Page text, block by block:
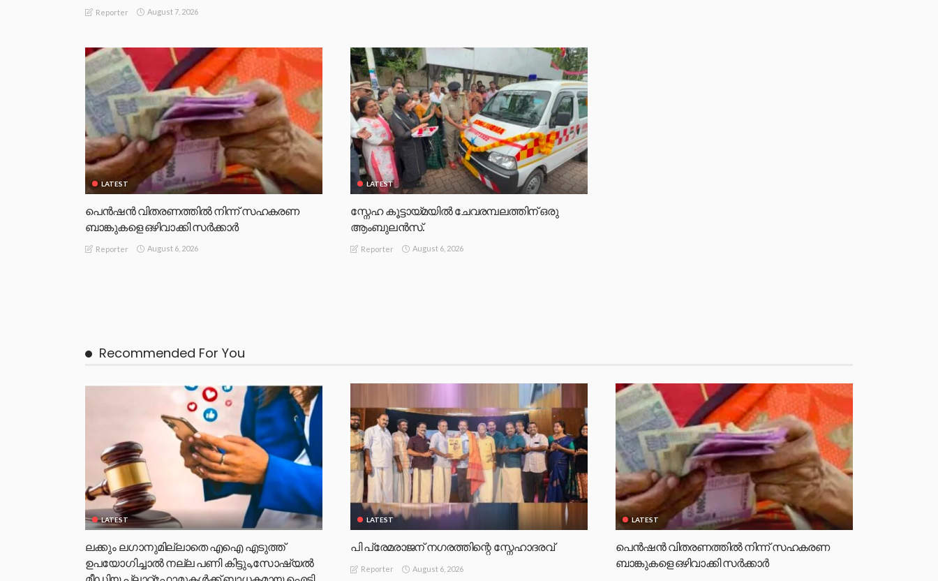
Reporter August 7, 2026
LATEST
പെൻഷൻ വിതരണത്തിൽ നിന്ന് സഹകരണ
ബാങ്കുകളെ ഒഴിവാക്കി സർക്കാർ
Reporter August 6, 2026
LATEST
സ്നേഹ കൂട്ടായ്മയിൽ ചേവരമ്പലത്തിന് ഒരു
ആംബുലൻസ്.
Reporter August 6, 2026
Recommended For You
LATEST
ലക്കും ലഗാനുമില്ലാതെ എഐ എടുത്ത്
ഉപയോഗിച്ചാല്‍ നല്ല പണി കിട്ടും,സോഷ്യല്‍
LATEST
പി പ്രേമരാജന് നഗരത്തിന്റെ സ്നേഹാദരവ്
Reporter August 6, 2026
LATEST
പെൻഷൻ വിതരണത്തിൽ നിന്ന് സഹകരണ
ബാങ്കുകളെ ഒഴിവാക്കി സർക്കാർ